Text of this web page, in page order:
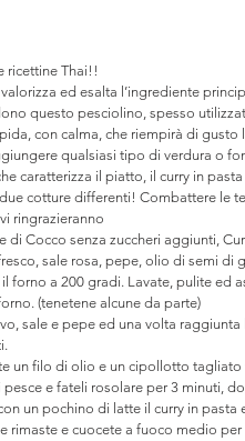
ricettine Thai!!
ed esalta l’ingrediente
questo pesciolino, spesso
con calma, che riempirà di
qualsiasi tipo di verdura o
caratterizza il piatto, il curry in
cotture differenti! Combattere le
ringrazieranno
di Cocco senza zuccheri aggiunti,
sale rosa, pepe, olio di semi di
forno a 200 gradi. Lavate, pulite ed
(tenetene alcune da parte)
sale e pepe ed una volta
un filo di olio e un cipollotto
e fateli rosolare per 3 minuti,
un pochino di latte il curry in
rimaste e cuocete a fuoco medio